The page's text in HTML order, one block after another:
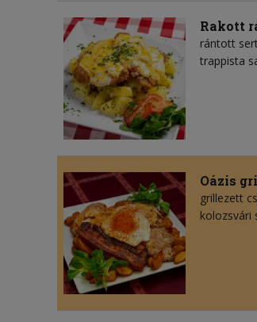
Rakott
rántott
trappista
Oázis
grillezett
kolozsvári